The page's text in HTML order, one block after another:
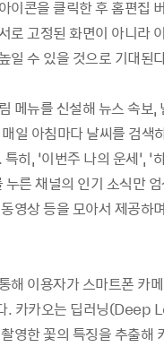
이콘을 클릭한 후 홈편집
로 고정된 화면이 아니라
일 수 있을 것으로 기대된
메뉴를 신설해 뉴스 속보
일 아침마다 날씨를 검색
히, ‘이번주 나의 운세’,
누른 채널의 인기 소식만
영상 등을 모아서 제공하
해 이용자가 스마트폰 카
. 카카오는 딥러닝(Deep
영한 꽃의 특징을 추출해